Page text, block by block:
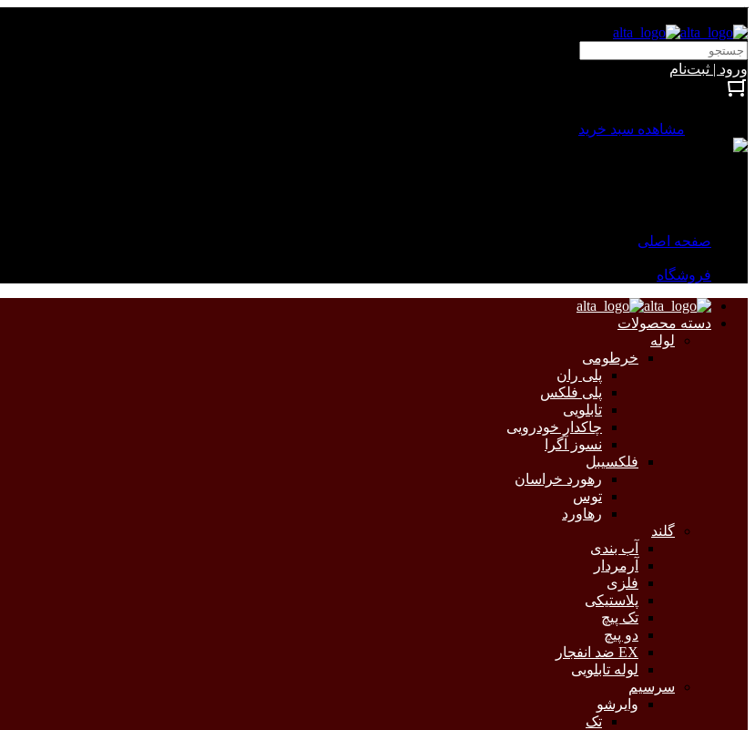
ورود | ثبت‌نام
مشاهده سبد خرید
صفحه اصلی
فروشگاه
دسته محصولات
لوله
خرطومی
پلی ران
پلی فلکس
تابلویی
چاکدار خودرویی
نسوز آگرا
فلکسیبل
رهورد خراسان
توس
رهاورد
گلند
آب بندی
آرمردار
فلزی
پلاستیکی
تک پیچ
دو پیچ
EX ضد انفجار
لوله تابلویی
سرسیم
وایرشو
تک